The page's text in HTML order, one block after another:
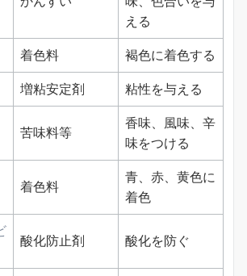
える
着色料 褐色に着色する
増粘安定剤 粘性を与える
苦味料等
香味、風味、辛
味をつける
着色料
青、赤、黄色に
着色
酸化防止剤 酸化を防ぐ